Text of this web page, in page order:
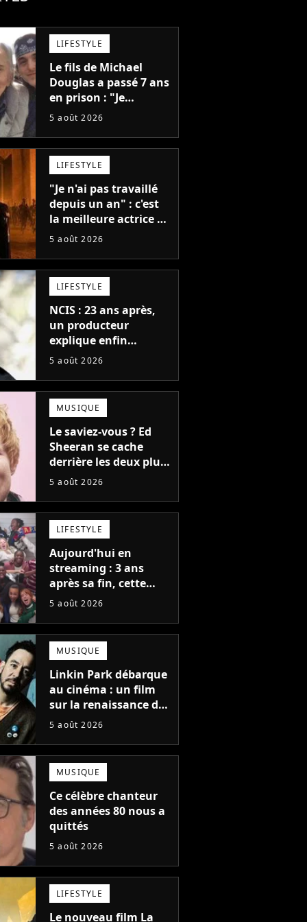
LIFESTYLE
Le fils de Michael
Douglas a passé 7 ans
en prison : "Je
distribuais des joints
5 août 2026
LIFESTYLE
"Je n'ai pas travaillé
depuis un an" : c'est
la meilleure actrice de
L'Odyssée, mais
donner de rôle au
cinéma
5 août 2026
LIFESTYLE
NCIS : 23 ans après,
un producteur
explique enfin
l'origine de l'idée la
(et on ne parle pas du
bateau)
5 août 2026
MUSIQUE
Le saviez-vous ? Ed
Sheeran se cache
derrière les deux plus
gros tubes du
5 août 2026
LIFESTYLE
Aujourd'hui en
streaming : 3 ans
après sa fin, cette
série aux 13 Emmy
une suite...
totalement différente
5 août 2026
MUSIQUE
Linkin Park débarque
au cinéma : un film
sur la renaissance du
groupe arrive en
5 août 2026
MUSIQUE
Ce célèbre chanteur
des années 80 nous a
quittés
5 août 2026
LIFESTYLE
Le nouveau film La